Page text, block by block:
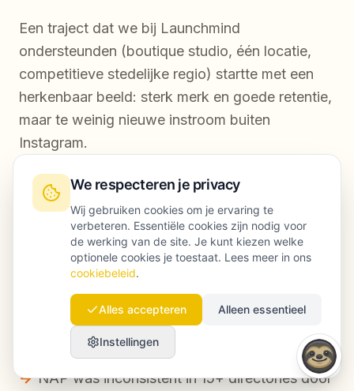
Een traject dat we bij Launchmind
ondersteunden (boutique studio, één locatie,
competitieve stedelijke regio) startte met een
herkenbaar beeld: sterk merk en goede retentie,
maar te weinig nieuwe instroom buiten
Instagram.
Startpunt (week 0)
GBP had onjuiste secundaire categorieën en
vrijwel geen services ingevuld
Website had één algemene “Lessen”-pagina
met een roosterwidget; geen aparte les-
landingspagina’s
NAP was inconsistent in 15+ directories door
We respecteren je privacy
Wij gebruiken cookies om je ervaring te
verbeteren. Essentiële cookies zijn nodig voor
de werking van de site. Je kunt kiezen welke
optionele cookies je toestaat. Lees meer in ons
cookiebeleid.
Alles accepteren Alleen essentieel
Instellingen